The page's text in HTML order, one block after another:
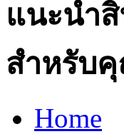
แนะนำสิ
สำหรับ
Home